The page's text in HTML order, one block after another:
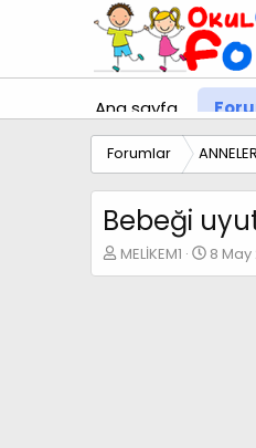
Ana sayfa
Forumlar
Bebeği
K
o
MELİKEM1
B
a
8 May